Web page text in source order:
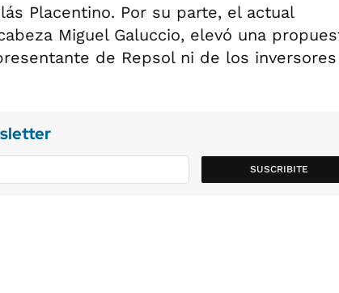
Placentino. Por su parte, el actual
Miguel Galuccio, elevó una
de Repsol ni de los inversores
SUSCRIBITE